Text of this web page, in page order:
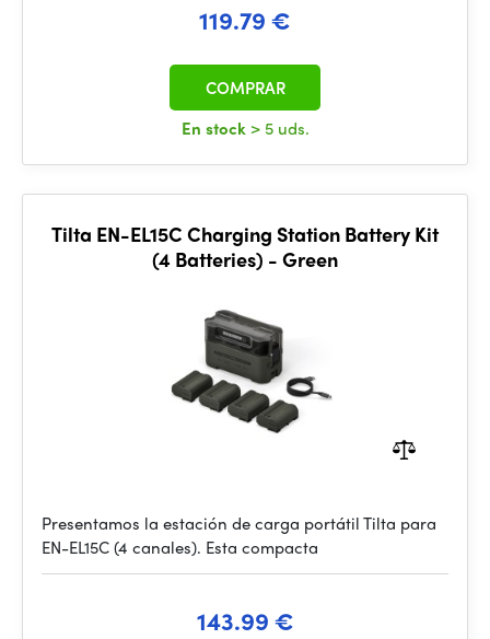
119.79 €
En stock > 5 uds.
COMPRAR
Tilta EN-EL15C Charging Station Battery Kit
(4 Batteries) - Green
Presentamos la estación de carga portátil Tilta para
EN-EL15C (4 canales). Esta compacta
143.99 €